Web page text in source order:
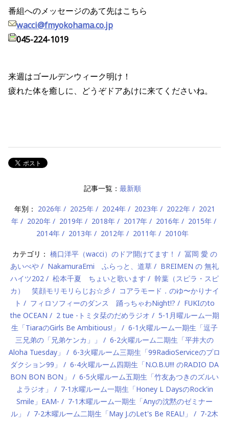
番組へのメッセージのあて先はこちら
wacci@fmyokohama.co.jp
045-224-1019
来週はゴールデンウィーク明け！
疲れた体を癒しに、どうぞドアあけに来てくださいね。
記事一覧： 最新順
年別： 2026年 2025年 2024年 2023年 2022年
2021
年
2020年 2019年 2018年 2017年 2016年
2015年
2014年
2013年 2012年 2011年 2010年
カテゴリ： 橋口洋平（wacci）のドア開けてます！
冨岡 愛 の
あいべや
NakamuraEmi ふらっと、道草
BREIMEN の 無礼
ハイツ202
松本千夏 ちょいと歌います
幹葉（スピラ・スピ
カ） 笑顔モリモリらじお☆彡
コアラモード．のゆ〜かりナイ
ト
フィロソフィーのダンス 踊っちゃわNight!?
FUKIのto
the OCEAN
2 tue -トミタ栞のだめラジオ
5-1月曜ルーム一期
生「TiaraのGirls Be Ambitious!」
6-1火曜ルーム一期生「逗子
三兄弟の「兄弟ケンカ」」
6-2火曜ルーム二期生「平井大の
Aloha Tuesday」
6-3火曜ルーム三期生「99RadioServiceのプロ
ダクション99」
6-4火曜ルーム四期生「N.O.B.U!!! のRADIO DA
BON BON BON」
6-5火曜ルーム五期生「竹友あつきのズルい
よラジオ」
7-1水曜ルーム一期生「Honey L DaysのRock'in
Smile」EAM-
7-1木曜ルーム一期生「Anyの沈黙のゼミナー
ル」
7-2木曜ルーム二期生「May J.のLet's Be REAL!」 7-2木